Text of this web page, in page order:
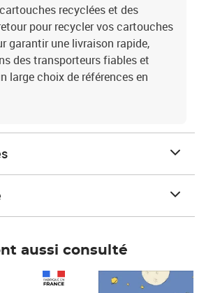
recyclées et des
pour recycler vos cartouches
garantir une livraison rapide,
des transporteurs fiables et
large choix de références en
aussi consulté
Prix 7,50€